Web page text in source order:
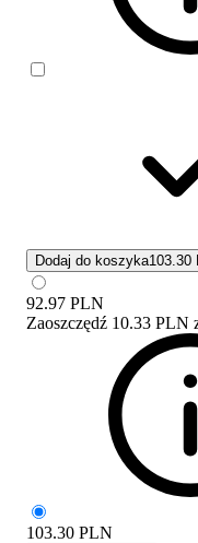
Dodaj do koszyka103.30
92.97 PLN
Zaoszczędź 10.33 PLN
103.30 PLN